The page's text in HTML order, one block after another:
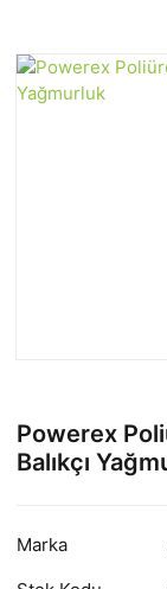
Powerex
Balıkçı
Marka